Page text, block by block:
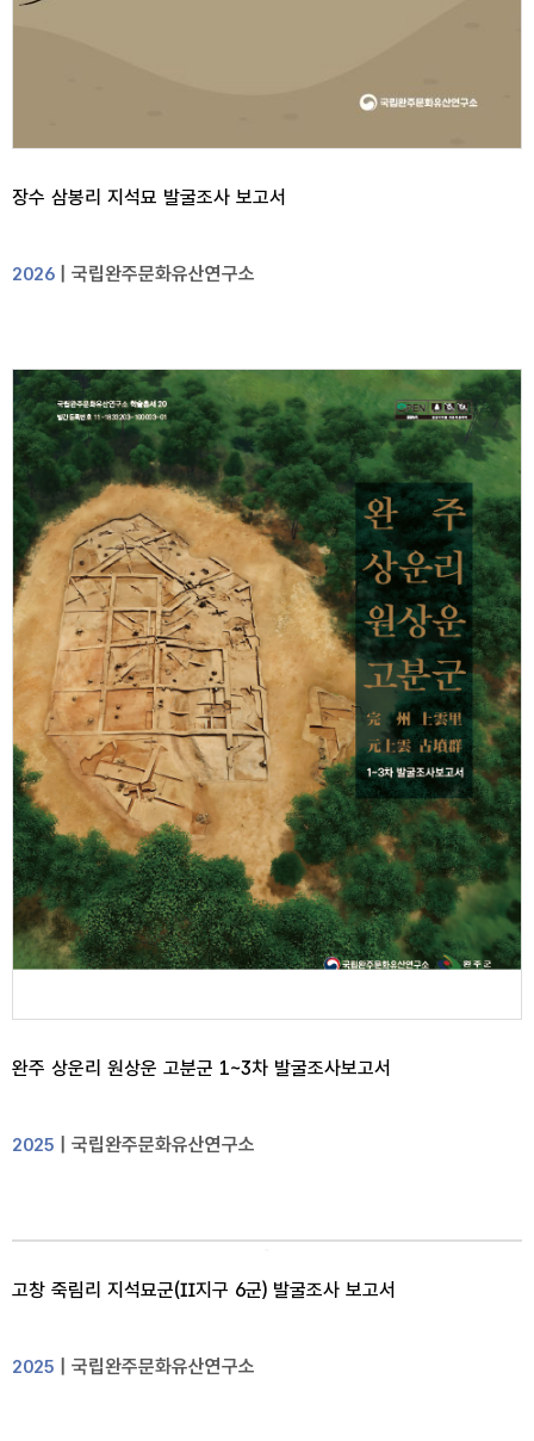
장수 삼봉리 지석묘 발굴조사 보고서
2026 | 국립완주문화유산연구소
완주 상운리 원상운 고분군 1~3차 발굴조사보고서
2025 | 국립완주문화유산연구소
고창 죽림리 지석묘군(Ⅱ지구 6군) 발굴조사 보고서
2025 | 국립완주문화유산연구소